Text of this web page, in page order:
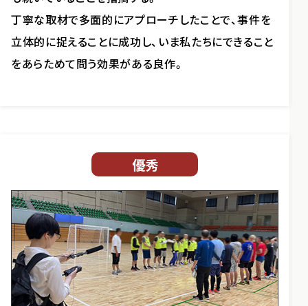
丁寧な取材で多面的にアプローチしたことで、事件を
立体的に捉えることに成功し、いま私たちにできること
をあらためて問う効果がある良作。
優秀